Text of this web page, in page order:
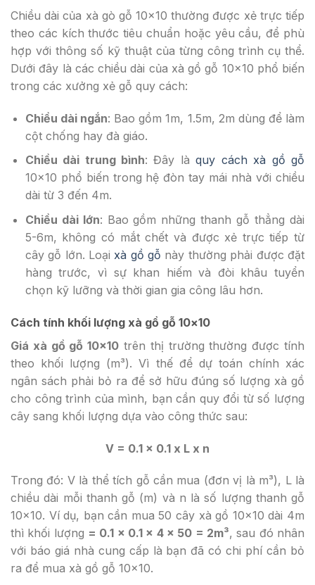
Chiều dài của xà gò gỗ 10×10 thường được xẻ trực tiếp
theo các kích thước tiêu chuẩn hoặc yêu cầu, để phù
hợp với thông số kỹ thuật của từng công trình cụ thể.
Dưới đây là các chiều dài của xà gồ gỗ 10×10 phổ biến
trong các xưởng xẻ gỗ quy cách:
Chiều dài ngắn: Bao gồm 1m, 1.5m, 2m dùng để làm
cột chống hay đà giáo.
Chiều dài trung bình: Đây làquy cách xà gồ gỗ
10×10 phổ biến trong hệ đòn tay mái nhà với chiều
dài từ 3 đến 4m.
Chiều dài lớn: Bao gồm những thanh gỗ thẳng dài
5-6m, không có mắt chết và được xẻ trực tiếp từ
cây gỗ lớn. Loại xà gồ gỗ này thường phải được đặt
hàng trước, vì sự khan hiếm và đòi khâu tuyển
chọn kỹ lưỡng và thời gian gia công lâu hơn.
Cách tính khối lượng xà gồ gỗ 10×10
Giá xà gồ gỗ 10×10 trên thị trường thường được tính
theo khối lượng (m³). Vì thế để dự toán chính xác
ngân sách phải bỏ ra để sở hữu đúng số lượng xà gồ
cho công trình của mình, bạn cần quy đổi từ số lượng
cây sang khối lượng dựa vào công thức sau:
V = 0.1 x 0.1 x L x n
Trong đó: Vlà thể tích gỗ cần mua (đơn vị là m³), Llà
chiều dài mỗi thanh gỗ (m) và n là số lượng thanh gỗ
10×10. Ví dụ, bạn cần mua 50 cây xà gồ 10×10 dài 4m
thì khối lượng = 0.1 x 0.1 x 4 x 50 = 2m³, sau đó nhân
với báo giá nhà cung cấp là bạn đã có chi phí cần bỏ
ra để mua xà gồ gỗ 10×10.